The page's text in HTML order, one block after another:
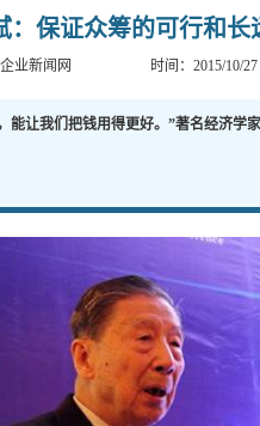
：保证众筹的可行和长
业新闻网 时间：2015/10/
能让我们把钱用得更好。”著名经济学